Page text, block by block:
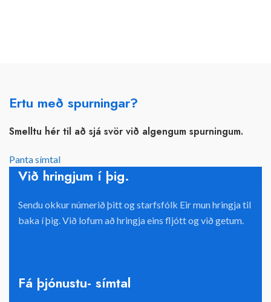
Ertu með spurningar?
Smelltu hér til að sjá svör við algengum spurningum.
Panta símtal
Við hringjum í þig.
Sendu okkur númerið þitt og starfsfólk Eir mun hringja til
baka í þig. Við lofum að hringja eins fljótt og við getum.
Fá þjónustu- símtal